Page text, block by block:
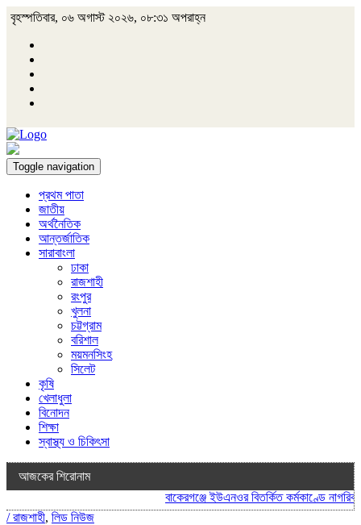
বৃহস্পতিবার, ০৬ অগাস্ট ২০২৬, ০৮:৩১ অপরাহ্ন
Toggle navigation
প্রথম পাতা
জাতীয়
অর্থনৈতিক
আন্তর্জাতিক
সারাবাংলা
ঢাকা
রাজশাহী
রংপুর
খুলনা
চট্টগ্রাম
বরিশাল
ময়মনসিংহ
সিলেট
কৃষি
খেলাধুলা
বিনোদন
শিক্ষা
স্বাস্থ্য ও চিকিৎসা
আজকের শিরোনাম
বাকেরগঞ্জে ইউএনওর বিতর্কিত কর্মকাণ্ডে নাগরিক
/রাজশাহী, লিড নিউজ